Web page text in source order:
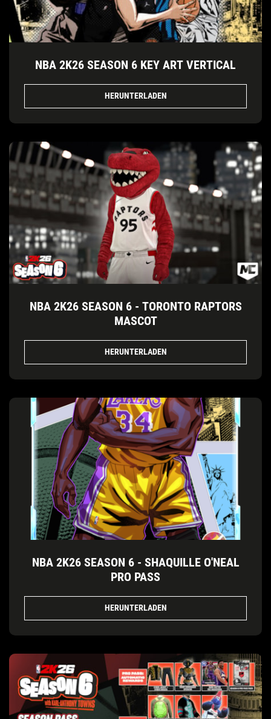
NBA 2K26 SEASON 6 KEY ART VERTICAL
HERUNTERLADEN
NBA 2K26 SEASON 6 - TORONTO RAPTORS
MASCOT
HERUNTERLADEN
NBA 2K26 SEASON 6 - SHAQUILLE O'NEAL
PRO PASS
HERUNTERLADEN